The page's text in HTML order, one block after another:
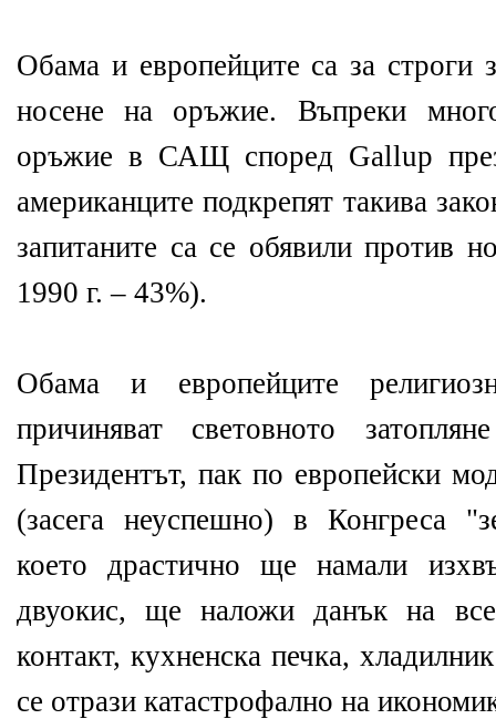
Обама и европейците са за строги
носене на оръжие. Въпреки
оръжие в САЩ според Gallup
американците подкрепят такива
запитаните са се обявили против
1990 г. – 43%).
Обама и европейците
причиняват световното
Президентът, пак по европейски
(засега неуспешно) в Конгреса
което драстично ще намали
двуокис, ще наложи данък на
контакт, кухненска печка,
се отрази катастрофално на